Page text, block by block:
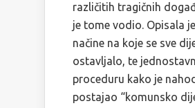
različitih tragičnih
je tome vodio. Opisala
načine na koje se sve
ostavljalo, te
proceduru kako je nahod
postajao “komunsko